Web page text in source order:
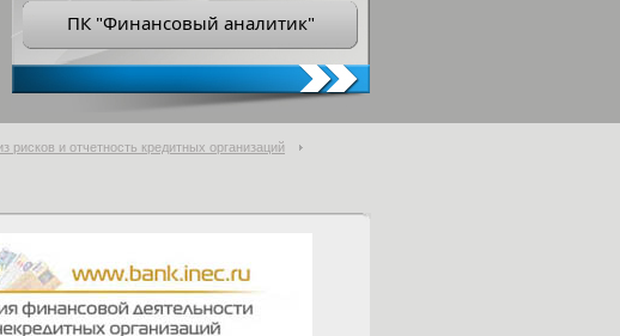
ПК "Финансовый аналитик"
рисков и отчетность кредитных организаций